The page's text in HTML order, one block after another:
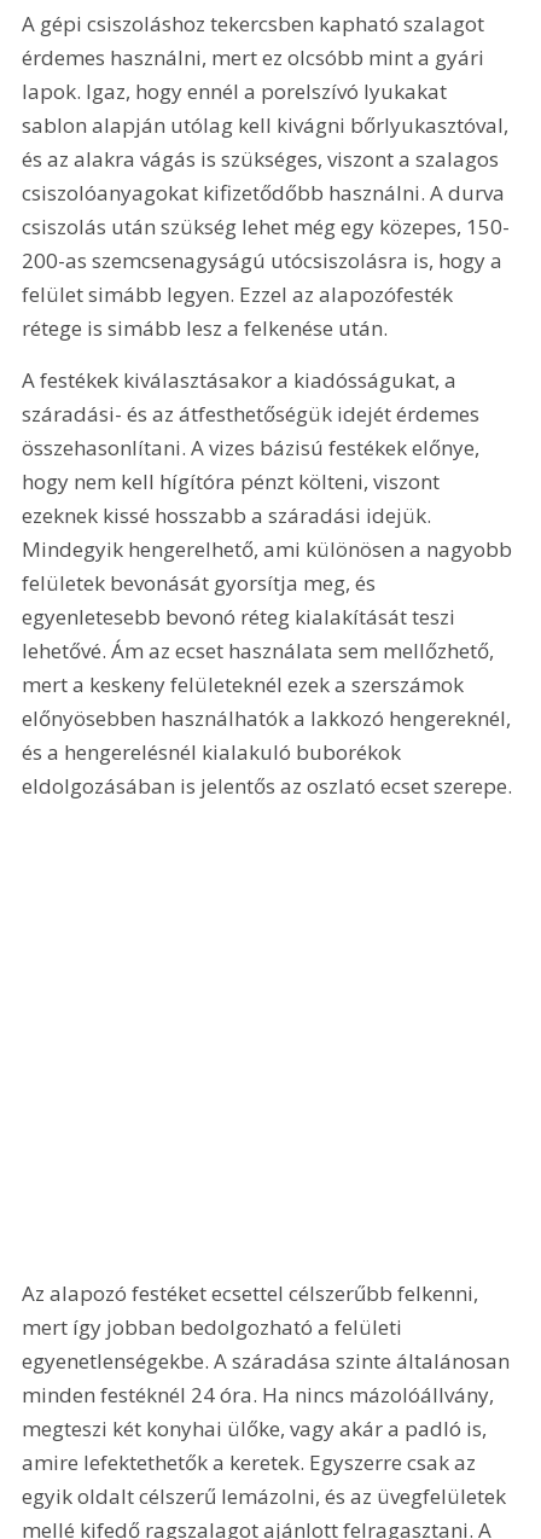
A gépi csiszoláshoz tekercsben kapható szalagot
érdemes használni, mert ez olcsóbb mint a gyári
lapok. Igaz, hogy ennél a porelszívó lyukakat
sablon alapján utólag kell kivágni bőrlyukasztóval,
és az alakra vágás is szükséges, viszont a szalagos
csiszolóanyagokat kifizetődőbb használni. A durva
csiszolás után szükség lehet még egy közepes, 150-
200-as szemcsenagyságú utócsiszolásra is, hogy a
felület simább legyen. Ezzel az alapozófesték
rétege is simább lesz a felkenése után.
A festékek kiválasztásakor a kiadósságukat, a
száradási- és az átfesthetőségük idejét érdemes
összehasonlítani. A vizes bázisú festékek előnye,
hogy nem kell hígítóra pénzt költeni, viszont
ezeknek kissé hosszabb a száradási idejük.
Mindegyik hengerelhető, ami különösen a nagyobb
felületek bevonását gyorsítja meg, és
egyenletesebb bevonó réteg kialakítását teszi
lehetővé. Ám az ecset használata sem mellőzhető,
mert a keskeny felületeknél ezek a szerszámok
előnyösebben használhatók a lakkozó hengereknél,
és a hengerelésnél kialakuló buborékok
eldolgozásában is jelentős az oszlató ecset szerepe.
Az alapozó festéket ecsettel célszerűbb felkenni,
mert így jobban bedolgozható a felületi
egyenetlenségekbe. A száradása szinte általánosan
minden festéknél 24 óra. Ha nincs mázolóállvány,
megteszi két konyhai ülőke, vagy akár a padló is,
amire lefektethetők a keretek. Egyszerre csak az
egyik oldalt célszerű lemázolni, és az üvegfelületek
mellé kifedő ragszalagot ajánlott felragasztani. A